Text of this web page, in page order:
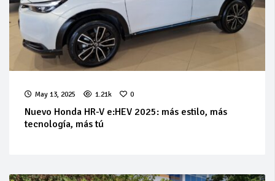
May 13, 2025 1.21k 0
Nuevo Honda HR-V e:HEV 2025: más estilo, más
tecnología, más tú